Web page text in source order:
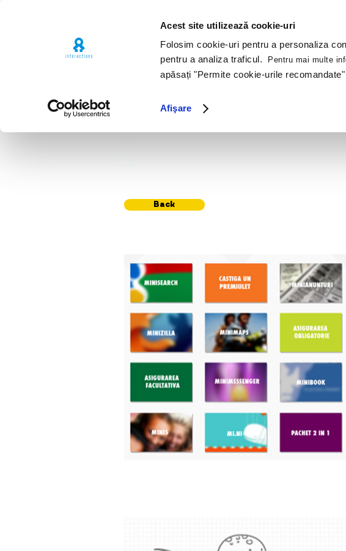
Acest site utilizează cookie-uri
Folosim cookie-uri pentru a personaliza
pentru a analiza traficul.
Pentru mai multe
apăsați "Permite cookie-urile
Afişare
Back